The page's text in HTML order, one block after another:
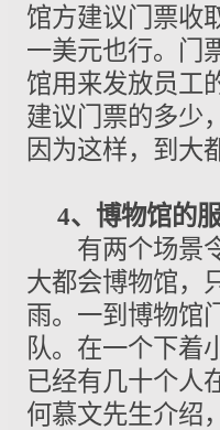
馆方建议门票收
一美元也行。门
馆用来发放员工
建议门票的多少
因为这样，到大
4、博物馆的
有两个场景
大都会博物馆，
雨。一到博物馆
队。在一个下着
已经有几十个人
何慕文先生介绍